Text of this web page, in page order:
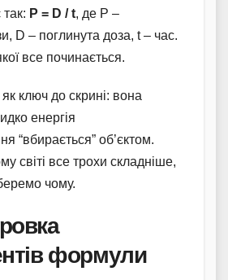
P = D / t, де P –
D – поглинута доза, t – час.
все починається.
ключ до скрині: вона
енергія
“вбирається” об’єктом.
світі все трохи складніше,
чому.
формули